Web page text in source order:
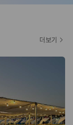
더보기